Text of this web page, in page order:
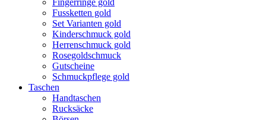
Fingerringe gold
Fussketten gold
Set Varianten gold
Kinderschmuck gold
Herrenschmuck gold
Rosegoldschmuck
Gutscheine
Schmuckpflege gold
Taschen
Handtaschen
Rucksäcke